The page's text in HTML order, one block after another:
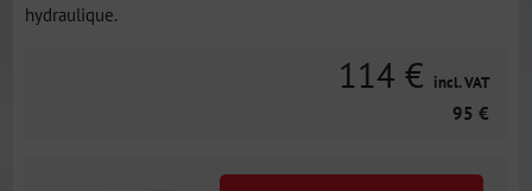
hydraulique.
114 € incl. VAT
95 €